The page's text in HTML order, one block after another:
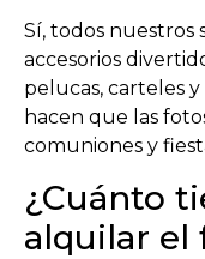
Sí, todos nuestros
accesorios
pelucas, carteles
hacen que las
comuniones y
¿Cuánto
alquilar el